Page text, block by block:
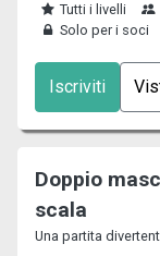
Tutti i livelli
Solo per i soci
Iscriviti
Doppio
scala
Una partita